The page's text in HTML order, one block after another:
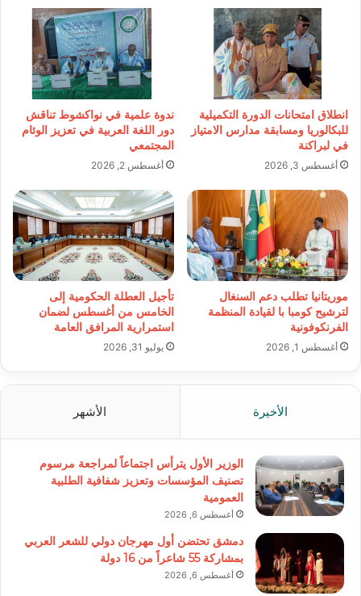
انطلاق امتحانات الدورة التكميلية
للبكالوريا ومسابقة مدارس الامتياز
في لبراكنة
أغسطس 3, 2026
ندوة علمية في نواكشوط تناقش
دور اللغة العربية في تعزيز الوئام
المجتمعي
أغسطس 2, 2026
موريتانيا تطلب دعم السنغال
لترشيح كومبا با لقيادة المنظمة
الفرنكوفونية
أغسطس 1, 2026
تأجيل العطلة الحكومية إلى
الخامس من أغسطس لضمان
استمرارية المرافق العامة
يوليو 31, 2026
الأخيرة الأشهر
الوزير الأول يترأس اجتماعاً لمراجعة مرسوم
تصنيف المؤسسات وتعزيز شفافية الطلبية
العمومية
أغسطس 6, 2026
دمشق تحتضن أول مهرجان دولي للشعر العربي
بمشاركة 55 شاعراً من 16 دولة
أغسطس 6, 2026